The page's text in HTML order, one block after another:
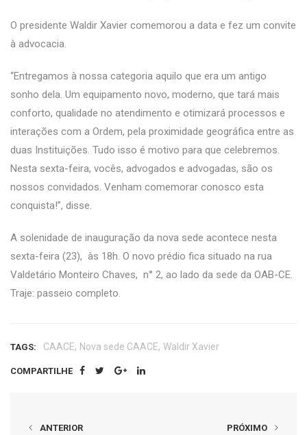
O presidente Waldir Xavier comemorou a data e fez um convite
à advocacia.
“Entregamos à nossa categoria aquilo que era um antigo
sonho dela. Um equipamento novo, moderno, que tará mais
conforto, qualidade no atendimento e otimizará processos e
interações com a Ordem, pela proximidade geográfica entre as
duas Instituições. Tudo isso é motivo para que celebremos.
Nesta sexta-feira, vocês, advogados e advogadas, são os
nossos convidados. Venham comemorar conosco esta
conquista!”, disse.
A solenidade de inauguração da nova sede acontece nesta
sexta-feira (23), às 18h. O novo prédio fica situado na rua
Valdetário Monteiro Chaves, n° 2, ao lado da sede da OAB-CE.
Traje: passeio completo.
TAGS: CAACE, Nova sede CAACE, Waldir Xavier
COMPARTILHE
ANTERIOR PRÓXIMO